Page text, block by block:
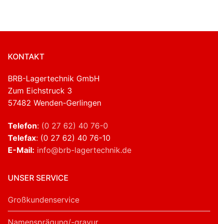
KONTAKT
BRB-Lagertechnik GmbH
Zum Eichstruck 3
57482 Wenden-Gerlingen
Telefon: (0 27 62) 40 76-0
Telefax: (0 27 62) 40 76-10
E-Mail: info@brb-lagertechnik.de
UNSER SERVICE
Großkundenservice
Namensprägung/-gravur